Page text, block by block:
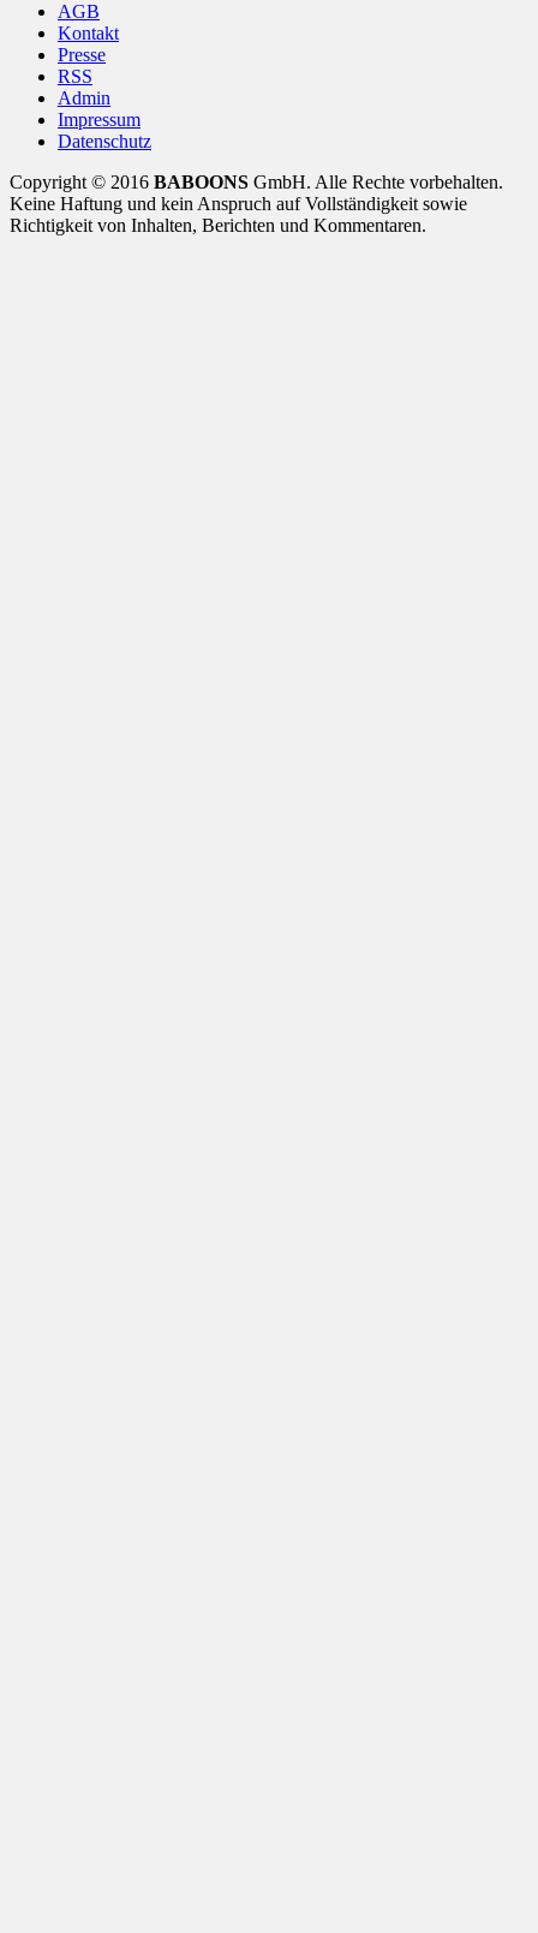
AGB
Kontakt
Presse
RSS
Admin
Impressum
Datenschutz
Copyright © 2016 BABOONS GmbH. Alle Rechte vorbehalten.
Keine Haftung und kein Anspruch auf Vollständigkeit sowie
Richtigkeit von Inhalten, Berichten und Kommentaren.